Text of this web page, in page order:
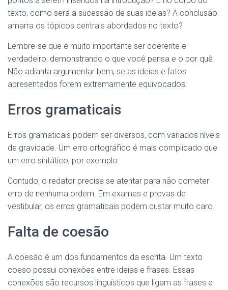
texto, como será a sucessão de suas ideias? A conclusão
amarra os tópicos centrais abordados no texto?
Lembre-se que é muito importante ser coerente e
verdadeiro, demonstrando o que você pensa e o por quê.
Não adianta argumentar bem, se as ideias e fatos
apresentados forem extremamente equivocados.
Erros gramaticais
Erros gramaticais podem ser diversos, com variados níveis
de gravidade. Um erro ortográfico é mais complicado que
um erro sintático, por exemplo.
Contudo, o redator precisa se atentar para não cometer
erro de nenhuma ordem. Em exames e provas de
vestibular, os erros gramaticais podem custar muito caro.
Falta de coesão
A coesão é um dos fundamentos da escrita. Um texto
coeso possui conexões entre ideias e frases. Essas
conexões são recursos linguísticos que ligam as frases e